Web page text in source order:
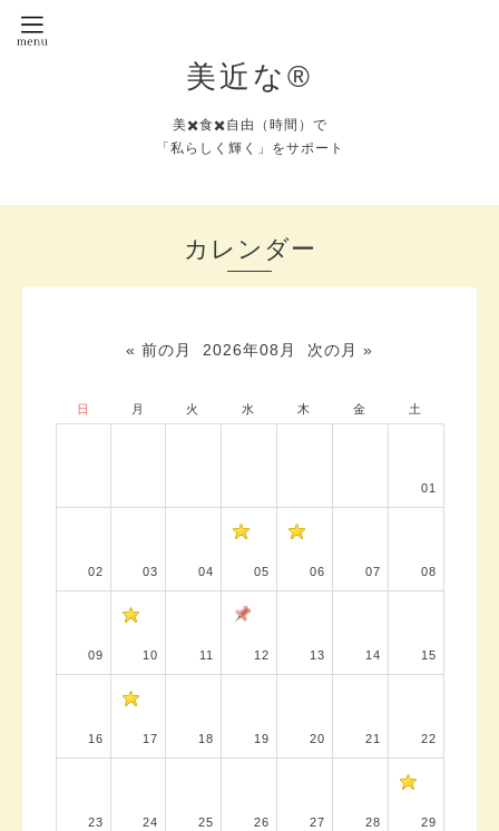
美近な®︎
美✖️食✖️自由（時間）で
「私らしく輝く」をサポート
カレンダー
« 前の月 2026年08月 次の月 »
日 月 火 水 木 金 土
01
02 03 04 05 06 07 08
09 10 11 12 13 14 15
16 17 18 19 20 21 22
23 24 25 26 27 28 29